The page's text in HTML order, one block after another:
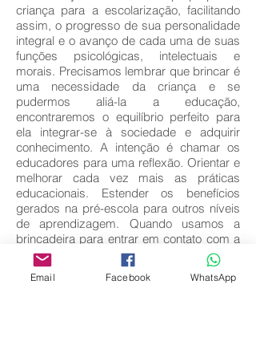
criança para a escolarização, facilitando
assim, o progresso de sua personalidade
integral e o avanço de cada uma de suas
funções psicológicas, intelectuais e
morais. Precisamos lembrar que brincar é
uma necessidade da criança e se
pudermos aliá-la a educação,
encontraremos o equilíbrio perfeito para
ela integrar-se à sociedade e adquirir
conhecimento. A intenção é chamar os
educadores para uma reflexão. Orientar e
melhorar cada vez mais as práticas
educacionais. Estender os benefícios
gerados na pré-escola para outros níveis
de aprendizagem. Quando usamos a
brincadeira para entrar em contato com a
criança, passamos a compreendê-las
melhor. Ao evocar esse tema dirigimos
nossa atenção não só a criança mais ao
Email Facebook WhatsApp